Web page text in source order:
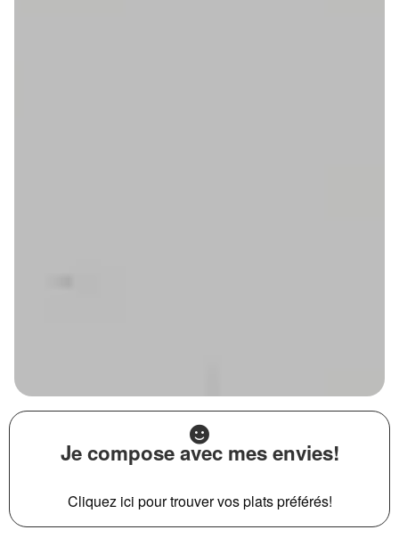
Je compose avec mes envies!
Cliquez ici pour trouver vos plats préférés!